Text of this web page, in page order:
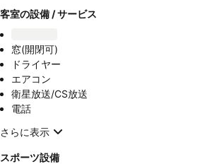
客室の設備 / サービス
窓(開閉可)
ドライヤー
エアコン
衛星放送/CS放送
電話
さらに表示
スポーツ設備